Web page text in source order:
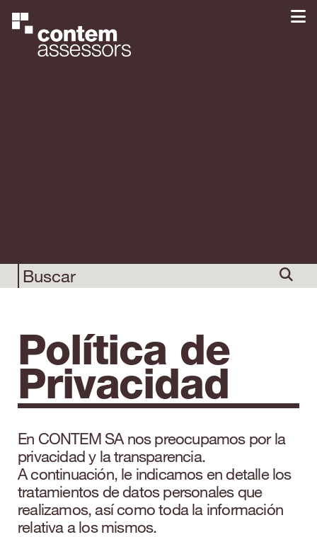
Política de
Privacidad
En CONTEM SA nos preocupamos por la
privacidad y la transparencia.
A continuación, le indicamos en detalle los
tratamientos de datos personales que
realizamos, así como toda la información
relativa a los mismos.